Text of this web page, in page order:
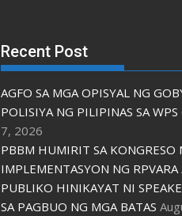
Recent Post
AGFO SA MGA OPISYAL NG
POLISIYA NG PILIPINAS SA
7, 2026
PBBM HUMIRIT SA KONGRESO
IMPLEMENTASYON NG RPVARA
PUBLIKO HINIKAYAT NI
SA PAGBUO NG MGA BATAS